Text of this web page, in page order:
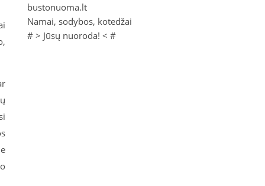
bustonuoma.lt
Namai, sodybos, kotedžai
# > Jūsų nuoroda! < #